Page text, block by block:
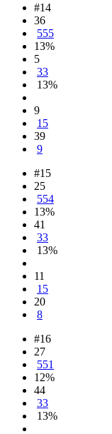
#14
36
555
13%
5
33
13%
9
15
39
9
#15
25
554
13%
41
33
13%
11
15
20
8
#16
27
551
12%
44
33
13%